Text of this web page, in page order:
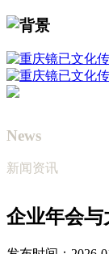
News
新闻资讯
企业年会